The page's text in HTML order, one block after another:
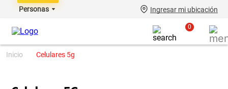
Personas Ingresar mi ubicación
0
celulares 5g